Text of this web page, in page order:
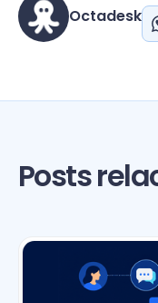
Octadesk
Posts